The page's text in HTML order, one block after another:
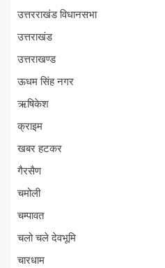
उत्तरराखंड विधानसभा
उत्तराखंड
उत्तराखण्ड
ऊधम सिंह नगर
ऋषिकेश
क्राइम
खबर हटकर
गैरसैण
चमोली
चम्पावत
चलो चले देवभूमि
चारधाम